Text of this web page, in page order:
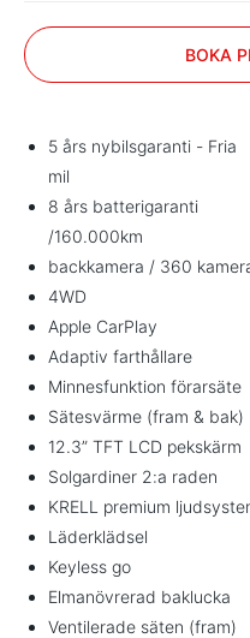
BOKA
5 års nybilsgaranti - Fria
mil
8 års batterigaranti
/160.000km
backkamera / 360
4WD
Apple CarPlay
Adaptiv farthållare
Minnesfunktion förarsäte
Sätesvärme (fram & bak)
12.3” TFT LCD pekskärm
Solgardiner 2:a raden
KRELL premium
Läderklädsel
Keyless go
Elmanövrerad baklucka
Ventilerade säten (fram)